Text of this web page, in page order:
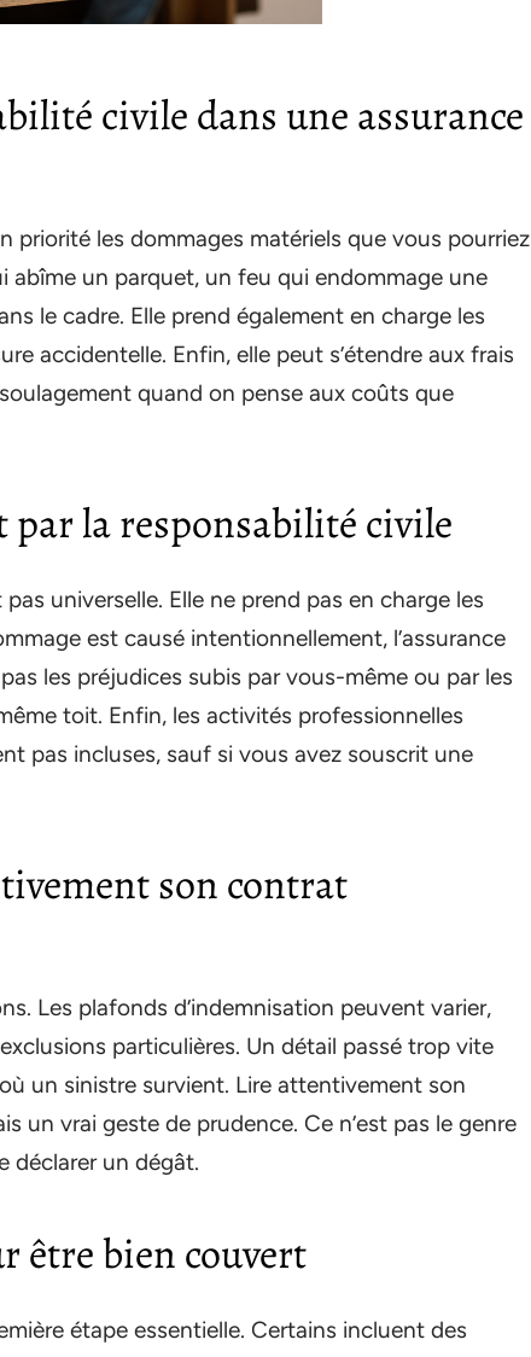
civile dans une assurance
priorité les dommages matériels que vous pourriez
abîme un parquet, un feu qui endommage une
le cadre. Elle prend également en charge les
accidentelle. Enfin, elle peut s’étendre aux frais
quand on pense aux coûts que
par la responsabilité civile
universelle. Elle ne prend pas en charge les
est causé intentionnellement, l’assurance
les préjudices subis par vous-même ou par les
toit. Enfin, les activités professionnelles
pas incluses, sauf si vous avez souscrit une
son contrat
Les plafonds d’indemnisation peuvent varier,
particulières. Un détail passé trop vite
un sinistre survient. Lire attentivement son
un vrai geste de prudence. Ce n’est pas le genre
déclarer un dégât.
être bien couvert
étape essentielle. Certains incluent des